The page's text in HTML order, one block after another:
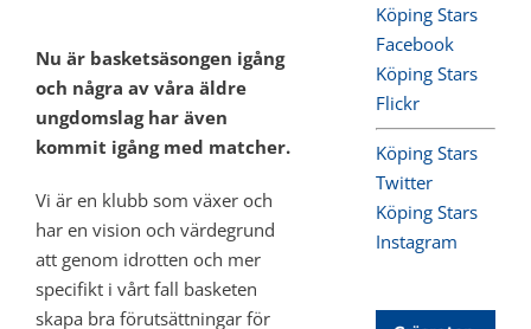
Nu är basketsäsongen igång
och några av våra äldre
ungdomslag har även
kommit igång med matcher.
Vi är en klubb som växer och
har en vision och värdegrund
att genom idrotten och mer
specifikt i vårt fall basketen
skapa bra förutsättningar för
Köping Stars
Facebook
Köping Stars
Flickr
Köping Stars
Twitter
Köping Stars
Instagram